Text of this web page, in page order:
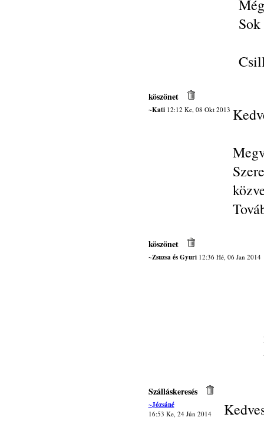
köszönet
~Kati12:12 Ke, 08 Okt 2013
köszönet
~Zsuzsa és Gyuri12:36 Hé, 06 Jan 2014
Szálláskeresés
~Józsáné
16:53 Ke, 24 Jún 2014